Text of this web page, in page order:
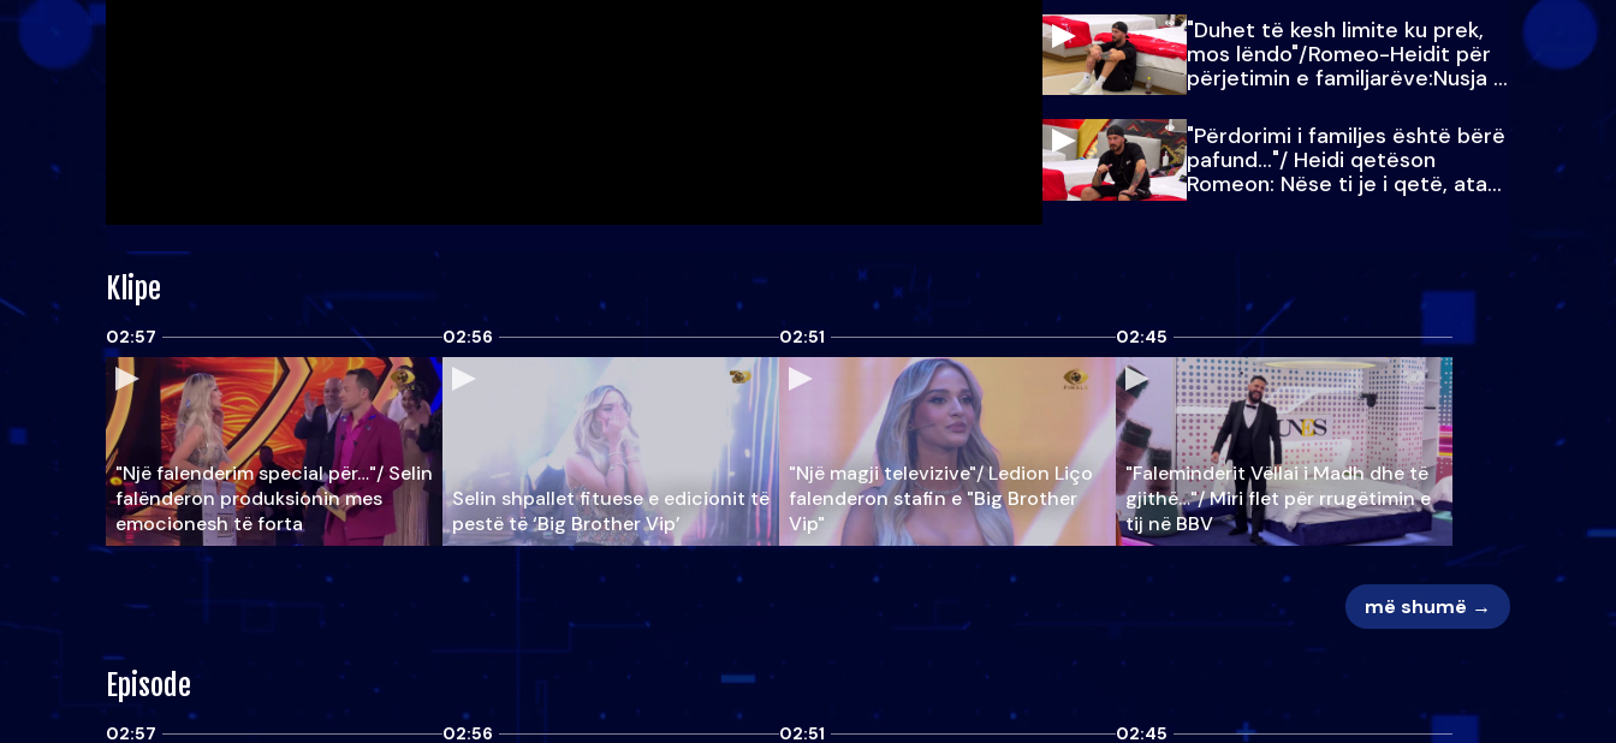
"Duhet të kesh limite ku prek,
mos lëndo"/Romeo-Heidit për
përjetimin e familjarëve:Nusja e
Julit…
"Përdorimi i familjes është bërë
pafund…"/ Heidi qetëson
Romeon: Nëse ti je i qetë, ata
qetësohen
Klipe
02:57
"Një falenderim special për…"/ Selin
falënderon produksionin mes
emocionesh të forta
02:56
Selin shpallet fituese e edicionit të
pestë të ‘Big Brother Vip’
02:51
"Një magji televizive"/ Ledion Liço
falenderon stafin e "Big Brother
Vip"
02:45
"Faleminderit Vëllai i Madh dhe të
gjithë…"/ Miri flet për rrugëtimin e
tij në BBV
më shumë →
Episode
02:57 02:56 02:51 02:45